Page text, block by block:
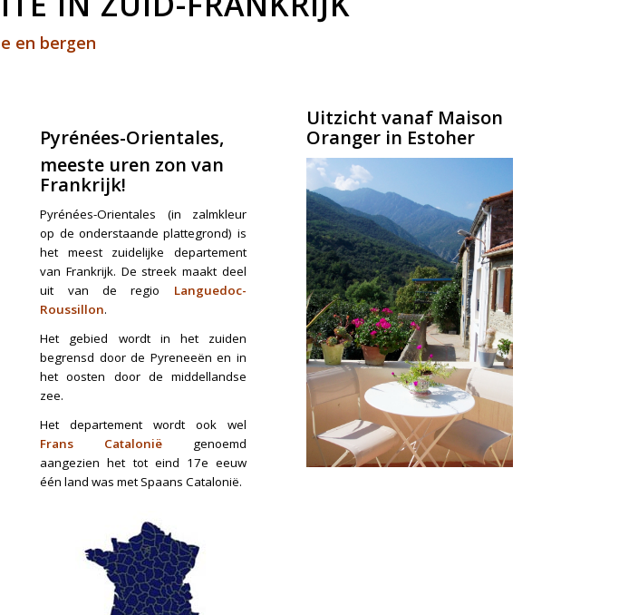
en bergen
Pyrénées-Orientales,
meeste uren zon van
Frankrijk!
Pyrénées-Orientales (in zalmkleur
op de onderstaande plattegrond) is
het meest zuidelijke departement
van Frankrijk. De streek maakt deel
uit van de regio Languedoc-
Roussillon.
Het gebied wordt in het zuiden
begrensd door de Pyreneeën en in
het oosten door de middellandse
zee.
Het departement wordt ook wel
Frans Catalonië
genoemd
aangezien het tot eind 17e eeuw
één land was met Spaans Catalonië.
Uitzicht vanaf Maison
Oranger in Estoher